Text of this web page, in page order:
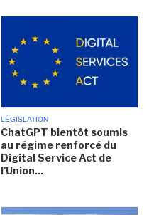
LÉGISLATION
ChatGPT bientôt soumis
au régime renforcé du
Digital Service Act de
l'Union...